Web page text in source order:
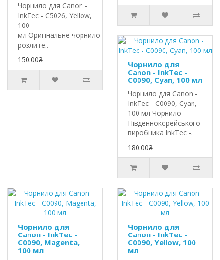
Чорнило для Canon -
InkTec - C5026, Yellow,
100
мл Оригінальне чорнило InkTec
розлите..
150.00₴
Чорнило для
Canon - InkTec -
C0090, Cyan, 100 мл
Чорнило для Canon -
InkTec - C0090, Cyan,
100 мл Чорнило
Південнокорейського
виробника InkTec -..
180.00₴
Чорнило для
Canon - InkTec -
C0090, Magenta,
100 мл
Чорнило для
Canon - InkTec -
C0090, Yellow, 100
мл